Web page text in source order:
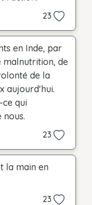
23
en Inde, par
malnutrition, de
de la
aujourd'hui.
qui
23
la main en
23